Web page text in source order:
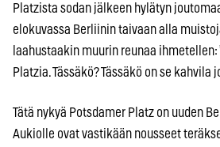
Platzista sodan jälkeen hylätyn
elokuvassa Berliinin taivaan alla
laahustaakin muurin reunaa ihmetellen:
Platzia. Tässäkö? Tässäkö on se kahvila
Tätä nykyä Potsdamer Platz on uuden
Aukiolle ovat vastikään nousseet